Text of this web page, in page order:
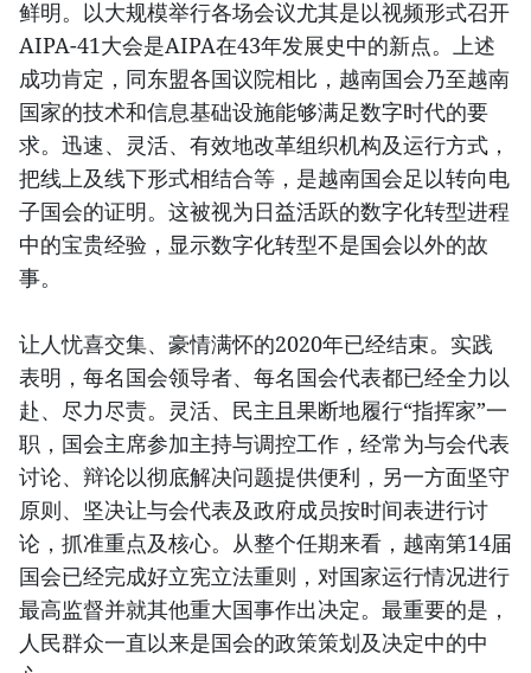
鲜明。以大规模举行各场会议尤其是以视频形式召开
AIPA-41大会是AIPA在43年发展史中的新点。上述
成功肯定，同东盟各国议院相比，越南国会乃至越南
国家的技术和信息基础设施能够满足数字时代的要
求。迅速、灵活、有效地改革组织机构及运行方式，
把线上及线下形式相结合等，是越南国会足以转向电
子国会的证明。这被视为日益活跃的数字化转型进程
中的宝贵经验，显示数字化转型不是国会以外的故
事。
让人忧喜交集、豪情满怀的2020年已经结束。实践
表明，每名国会领导者、每名国会代表都已经全力以
赴、尽力尽责。灵活、民主且果断地履行“指挥家”一
职，国会主席参加主持与调控工作，经常为与会代表
讨论、辩论以彻底解决问题提供便利，另一方面坚守
原则、坚决让与会代表及政府成员按时间表进行讨
论，抓准重点及核心。从整个任期来看，越南第14届
国会已经完成好立宪立法重则，对国家运行情况进行
最高监督并就其他重大国事作出决定。最重要的是，
人民群众一直以来是国会的政策策划及决定中的中